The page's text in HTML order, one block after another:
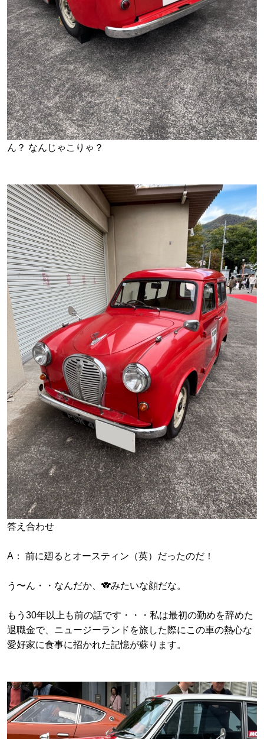
ん？ なんじゃこりゃ？
答え合わせ
A： 前に廻るとオースティン（英）だったのだ！
う〜ん・・なんだか、🐨みたいな顔だな。
もう30年以上も前の話です・・・私は最初の勤めを辞めた
退職金で、ニュージーランドを旅した際にこの車の熱心な
愛好家に食事に招かれた記憶が蘇ります。